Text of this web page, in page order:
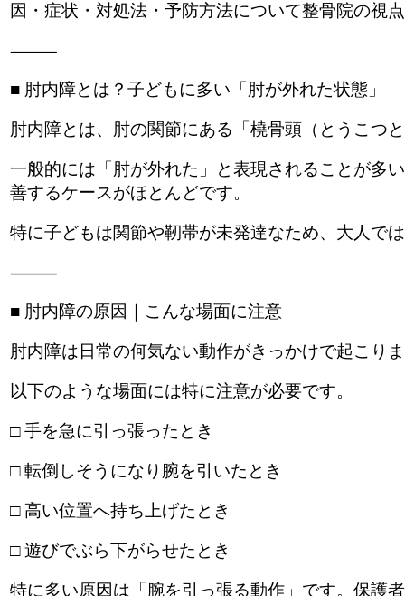
因・症状・対処法・予防方法について整骨院の視
⸻
■ 肘内障とは？子どもに多い「肘が外れた状態」
肘内障とは、肘の関節にある「橈骨頭（とうこつ
一般的には「肘が外れた」と表現されることが多
善するケースがほとんどです。
特に子どもは関節や靭帯が未発達なため、大人で
⸻
■ 肘内障の原因｜こんな場面に注意
肘内障は日常の何気ない動作がきっかけで起こり
以下のような場面には特に注意が必要です。
□ 手を急に引っ張ったとき
□ 転倒しそうになり腕を引いたとき
□ 高い位置へ持ち上げたとき
□ 遊びでぶら下がらせたとき
特に多い原因は「腕を引っ張る動作」です。保護